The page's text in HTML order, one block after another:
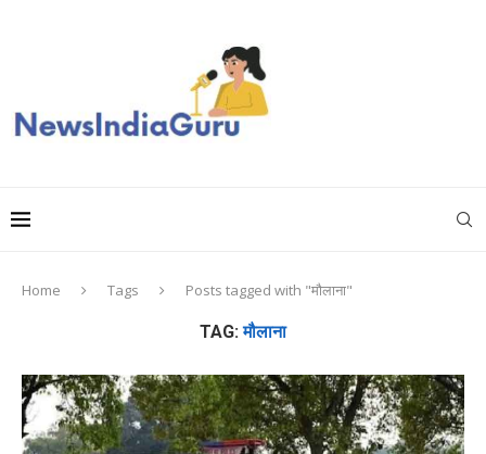
Home Tags Posts tagged with "मौलाना"
TAG:मौलाना